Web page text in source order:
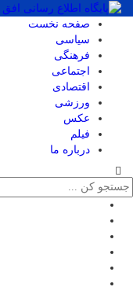
صفحه نخست
سیاسی
فرهنگی
اجتماعی
اقتصادی
ورزشی
عکس
فیلم
درباره ما